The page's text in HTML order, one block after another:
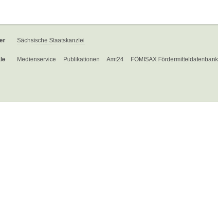
Sächsische Staatskanzlei
Medienservice Publikationen Amt24 FÖMISAX Fördermitteldatenbank